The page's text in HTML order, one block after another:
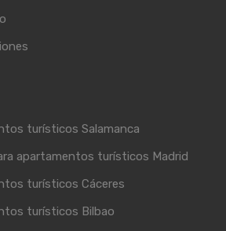
turísticos Salamanca
apartamentos turísticos Madrid
turísticos Cáceres
turísticos Bilbao